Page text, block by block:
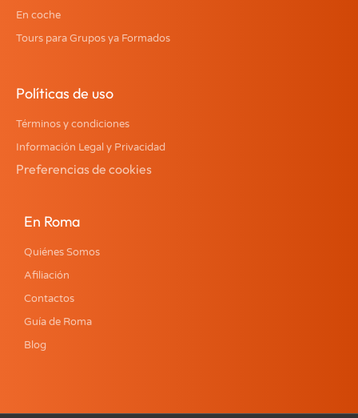
En coche
Tours para Grupos ya Formados
Políticas de uso
Términos y condiciones
Información Legal y Privacidad
Preferencias de cookies
En Roma
Quiénes Somos
Afiliación
Contactos
Guía de Roma
Blog